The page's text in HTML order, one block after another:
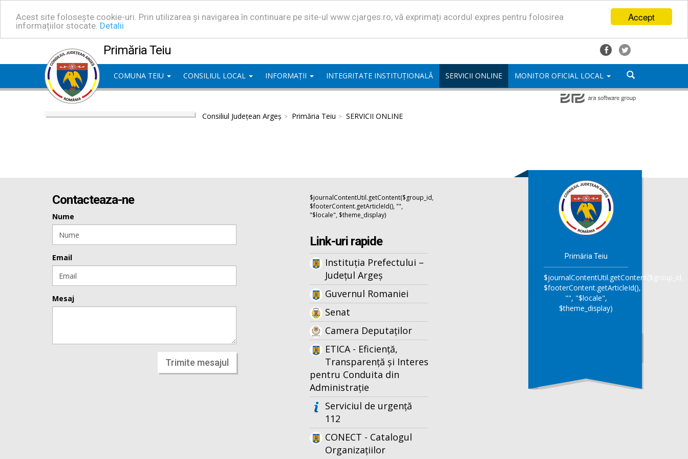
Accept
Acest site folosește cookie-uri. Prin utilizarea și navigarea în continuare pe site-ul www.cjarges.ro, vă exprimați acordul expres pentru folosirea
informațiilor stocate. Detalii
Primăria Teiu
COMUNA TEIU CONSILIUL LOCAL INFORMAȚII INTEGRITATE INSTITUȚIONALĂ SERVICII ONLINE MONITOR OFICIAL LOCAL
Consiliul Județean Argeș Primăria Teiu SERVICII ONLINE
Contacteaza-ne
Nume
Email
Mesaj
Trimite mesajul
$journalContentUtil.getContent($group_id,
$footerContent.getArticleId(), "",
"$locale", $theme_display)
Link-uri rapide
Instituția Prefectului –
Județul Argeș
Guvernul Romaniei
Senat
Camera Deputaților
ETICA - Eficiență,
Transparență și Interes
pentru Conduita din
Administrație
Serviciul de urgență
112
CONECT - Catalogul
Organizațiilor
Primăria Teiu
$journalContentUtil.getContent($group_id,
$footerContent.getArticleId(),
"", "$locale",
$theme_display)